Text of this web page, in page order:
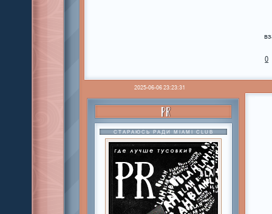
0
2025-06-06 23:23:31
PR
СТАРАЮСЬ РАДИ MIAMI CLUB